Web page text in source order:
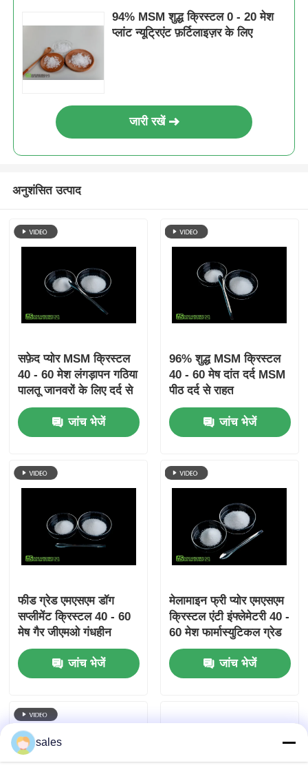
94% MSM शुद्ध क्रिस्टल 0 - 20 मेश
प्लांट न्यूट्रिएंट फ़र्टिलाइज़र के लिए
जारी रखें
अनुशंसित उत्पाद
सफ़ेद प्योर MSM क्रिस्टल
40 - 60 मेश लंगड़ापन गठिया
पालतू जानवरों के लिए दर्द से
राहत
जांच भेजें
96% शुद्ध MSM क्रिस्टल
40 - 60 मेष दांत दर्द MSM
पीठ दर्द से राहत
जांच भेजें
फीड ग्रेड एमएसएम डॉग
सप्लीमेंट क्रिस्टल 40 - 60
मेष गैर जीएमओ गंधहीन
सीएएस 67-71-0
जांच भेजें
मेलामाइन फ्री प्योर एमएसएम
क्रिस्टल एंटी इंफ्लेमेटरी 40 -
60 मेश फार्मास्युटिकल ग्रेड
जांच भेजें
sales